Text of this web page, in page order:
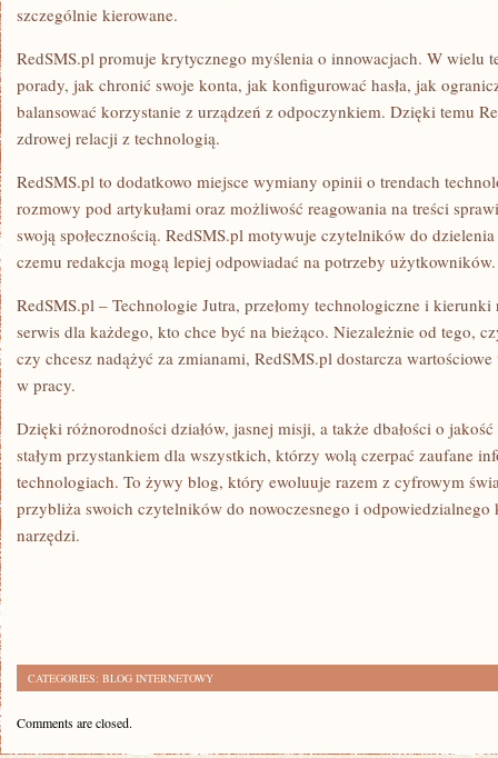
szczególnie kierowane.
RedSMS.pl promuje krytycznego myślenia o innowacjach. W wielu
porady, jak chronić swoje konta, jak konfigurować hasła, jak
balansować korzystanie z urządzeń z odpoczynkiem. Dzięki temu
zdrowej relacji z technologią.
RedSMS.pl to dodatkowo miejsce wymiany opinii o trendach
rozmowy pod artykułami oraz możliwość reagowania na treści
swoją społecznością. RedSMS.pl motywuje czytelników do
czemu redakcja mogą lepiej odpowiadać na potrzeby użytkowników.
RedSMS.pl – Technologie Jutra, przełomy technologiczne i
serwis dla każdego, kto chce być na bieżąco. Niezależnie od tego,
czy chcesz nadążyć za zmianami, RedSMS.pl dostarcza
w pracy.
Dzięki różnorodności działów, jasnej misji, a także dbałości o
stałym przystankiem dla wszystkich, którzy wolą czerpać zaufane
technologiach. To żywy blog, który ewoluuje razem z cyfrowym
przybliża swoich czytelników do nowoczesnego i
narzędzi.
CATEGORIES: BLOG INTERNETOWY
Comments are closed.